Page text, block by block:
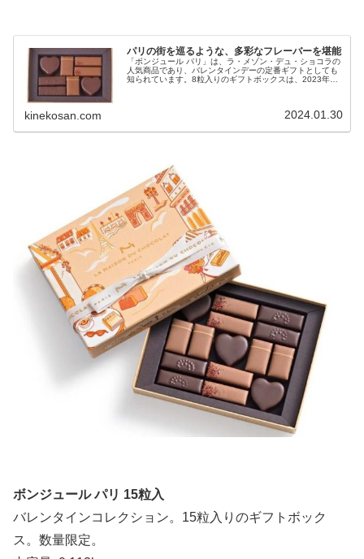
パリの街を巡るような、多彩なフレーバーを堪能
「ボンジュール パリ」は、ラ・メゾン・デュ・ショコラの
人気商品であり、バレンタインデーの定番ギフトとしても
知られています。8粒入りのギフトボックスは、2023年に
kinekosan.com 2024.01.30
ボンジュール パリ 15粒入
バレンタインコレクション。15粒入りのギフトボック
ス。数量限定。